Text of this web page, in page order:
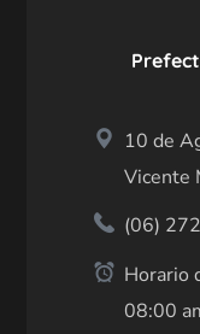
10 de
Vicente
(06)
Horario
08:00